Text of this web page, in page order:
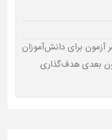
آزمون برای دانش‌آموزان
بعدی هدف‌گذاری